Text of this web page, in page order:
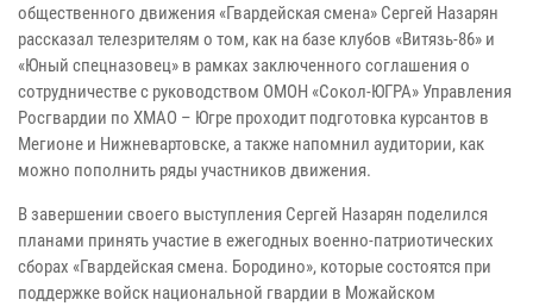
общественного движения «Гвардейская смена» Сергей Назарян
рассказал телезрителям о том, как на базе клубов «Витязь-86» и
«Юный спецназовец» в рамках заключенного соглашения о
сотрудничестве с руководством ОМОН «Сокол-ЮГРА» Управления
Росгвардии по ХМАО – Югре проходит подготовка курсантов в
Мегионе и Нижневартовске, а также напомнил аудитории, как
можно пополнить ряды участников движения.
В завершении своего выступления Сергей Назарян поделился
планами принять участие в ежегодных военно-патриотических
сборах «Гвардейская смена. Бородино», которые состоятся при
поддержке войск национальной гвардии в Можайском